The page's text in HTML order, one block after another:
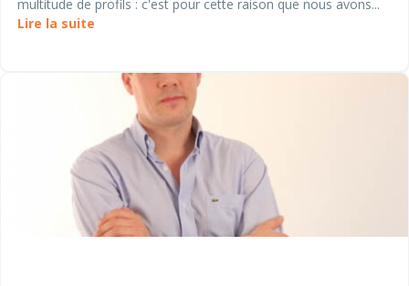
multitude de profils : c'est pour cette raison que nous avons...
Lire la suite